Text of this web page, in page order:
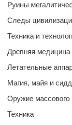
Руины
Следы
Техника и
Древняя медицина
Летательные
Магия, майя и
Оружие массового
Техника